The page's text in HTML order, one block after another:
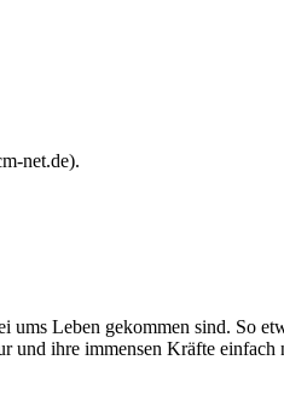
net.de).
Leben gekommen sind. So
und ihre immensen Kräfte einfach